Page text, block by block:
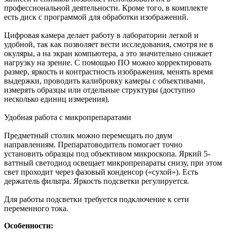
профессиональной деятельности. Кроме того, в комплекте
есть диск с программой для обработки изображений.
Цифровая камера делает работу в лаборатории легкой и
удобной, так как позволяет вести исследования, смотря не в
окуляры, а на экран компьютера, а это значительно снижает
нагрузку на зрение. С помощью ПО можно корректировать
размер, яркость и контрастность изображения, менять время
выдержки, проводить калибровку камеры с объективами,
измерять образцы или отдельные структуры (доступно
несколько единиц измерения).
Удобная работа с микропрепаратами
Предметный столик можно перемещать по двум
направлениям. Препаратоводитель помогает точно
установить образцы под объективом микроскопа. Яркий 5-
ваттный светодиод освещает микропрепараты снизу, при этом
свет проходит через фазовый конденсор («сухой»). Есть
держатель фильтра. Яркость подсветки регулируется.
Для работы подсветки требуется подключение к сети
переменного тока.
Особенности: